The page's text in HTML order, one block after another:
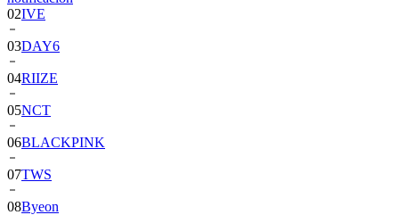
03DAY6
04RIIZE
05NCT
06BLACKPINK
07TWS
08Byeon
Woo-
seok